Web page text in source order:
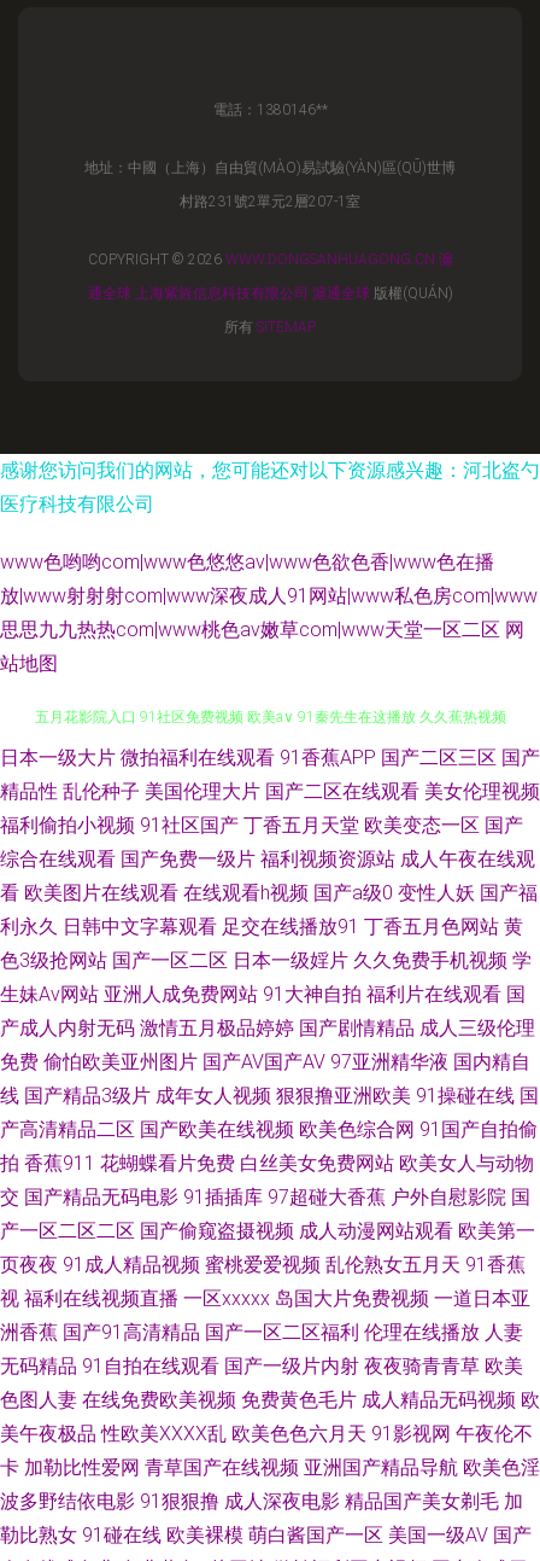
電話：1380146**
地址：中國（上海）自由貿(MÀO)易試驗(YÀN)區(QŪ)世博
村路231號2單元2層207-1室
COPYRIGHT © 2026 WWW.DONGSANHUAGONG.CN 滬
通全球
上海紫旌信息科技有限公司 滬通全球版權(QUÁN)
所有 SITEMAP
感谢您访问我们的网站，您可能还对以下资源感兴趣：河北盗勺
医疗科技有限公司
www色哟哟com|www色悠悠av|www色欲色香|www色在播
放|www射射射com|www深夜成人91网站|www私色房com|www
思思九九热热com|www桃色av嫩草com|www天堂一区二区 网
站地图
伊人精品大香蕉 91tv视频 亚洲福利视频91 国产一级九九久久 超碰日韩 日本
五月花影院入口 91社区免费视频 欧美a∨ 91秦先生在这播放 久久蕉热视频
91视频网站免费看 日韩成人操 色情福利导航 91干看片逼爽爽淫绳子 91最新
国产视频 超碰91公开 东京影院热 熟妇中出在线 国精久久 91青青草视频 狼
友研究所 熟女啪啪一区二区三区 99热热99草草 欧美成人多人免费 亚洲无码
天堂网 91熟女视频网站 四虎四级av 99超碰在线天堂 日韩欧美成人网址 97
国产在线 欧美va网站 91麻豆萝莉熟女 欧美好色综合区 91视频第一福利导航
少妇内射一区二区 抖阴在线免费观看 影音先锋电影成人AV 国内精品久久懂
色 91青青草超碰 久久高潮久久精品久 91香蕉在线 日韩精品久久 高清视频在
线97 性爱资源 狠狠操网址 51伪娘黑料网 精品视频这里只精品 91福利试看
92视频 首页日韩 91色超碰香蕉 男人天堂狠狠干 伊人vt久久 黑马性交影院
影音先锋人妻av 国产又黄又粗又硬视频 91成人超碰刺激 国产123片区 青青
日本一级大片 微拍福利在线观看 91香蕉APP 国产二区三区 国产
精品性 乱伦种子 美国伦理大片 国产二区在线观看 美女伦理视频
福利偷拍小视频 91社区国产 丁香五月天堂 欧美变态一区 国产
综合在线观看 国产免费一级片 福利视频资源站 成人午夜在线观
看 欧美图片在线观看 在线观看h视频 国产a级0 变性人妖 国产福
利永久 日韩中文字幕观看 足交在线播放91 丁香五月色网站 黄
色3级抢网站 国产一区二区 日本一级婬片 久久免费手机视频 学
生妹Av网站 亚洲人成免费网站 91大神自拍 福利片在线观看 国
产成人内射无码 激情五月极品婷婷 国产剧情精品 成人三级伦理
免费 偷怕欧美亚州图片 国产AV国产AV 97亚洲精华液 国内精自
线 国产精品3级片 成年女人视频 狠狠撸亚洲欧美 91操碰在线 国
产高清精品二区 国产欧美在线视频 欧美色综合网 91国产自拍偷
拍 香蕉911 花蝴蝶看片免费 白丝美女免费网站 欧美女人与动物
交 国产精品无码电影 91插插库 97超碰大香蕉 户外自慰影院 国
产一区二区二区 国产偷窥盗摄视频 成人动漫网站观看 欧美第一
页夜夜 91成人精品视频 蜜桃爱爱视频 乱伦熟女五月天 91香蕉
视 福利在线视频直播 一区xxxxx 岛国大片免费视频 一道日本亚
洲香蕉 国产91高清精品 国产一区二区福利 伦理在线播放 人妻
无码精品 91自拍在线观看 国产一级片内射 夜夜骑青青草 欧美
色图人妻 在线免费欧美视频 免费黄色毛片 成人精品无码视频 欧
美午夜极品 性欧美ⅩⅩⅩⅩ乱 欧美色色六月天 91影视网 午夜伦不
卡 加勒比性爱网 青草国产在线视频 亚洲国产精品导航 欧美色淫
波多野结依电影 91狠狠撸 成人深夜电影 精品国产美女剃毛 加
勒比熟女 91碰在线 欧美裸模 萌白酱国产一区 美国一级AV 国产